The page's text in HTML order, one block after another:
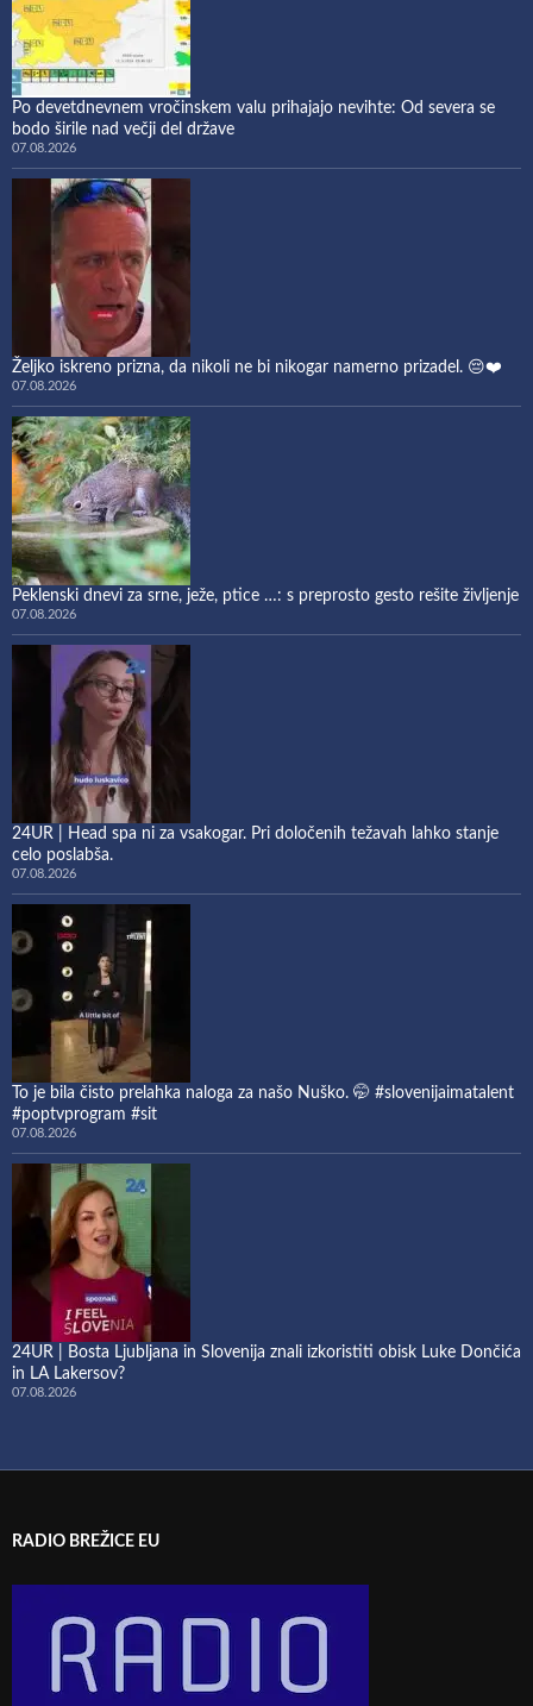
Po devetdnevnem vročinskem valu prihajajo nevihte: Od severa se
bodo širile nad večji del države
07.08.2026
Željko iskreno prizna, da nikoli ne bi nikogar namerno prizadel. 😔❤️
07.08.2026
Peklenski dnevi za srne, ježe, ptice …: s preprosto gesto rešite življenje
07.08.2026
24UR | Head spa ni za vsakogar. Pri določenih težavah lahko stanje
celo poslabša.
07.08.2026
To je bila čisto prelahka naloga za našo Nuško. 🤭 #slovenijaimatalent
#poptvprogram #sit
07.08.2026
24UR | Bosta Ljubljana in Slovenija znali izkoristiti obisk Luke Dončića
in LA Lakersov?
07.08.2026
RADIO BREŽICE EU